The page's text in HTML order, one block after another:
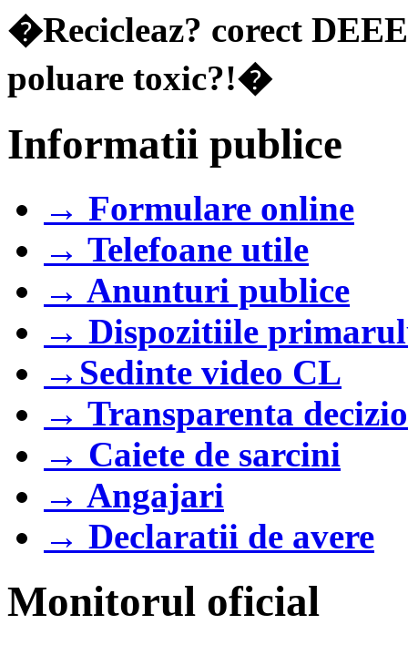
�Recicleaz? corect
poluare toxic?!�
Informatii publice
→ Formulare online
→ Telefoane utile
→ Anunturi publice
→ Dispozitiile
→Sedinte video CL
→ Transparenta
→ Caiete de sarcini
→ Angajari
→ Declaratii de avere
Monitorul oficial